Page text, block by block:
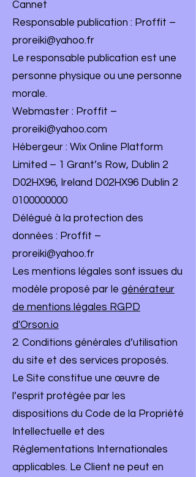
Cannet
Responsable publication : Proffit –
proreiki@yahoo.fr
Le responsable publication est une
personne physique ou une personne
morale.
Webmaster : Proffit –
proreiki@yahoo.com
Hébergeur : Wix Online Platform
Limited – 1 Grant’s Row, Dublin 2
D02HX96, Ireland D02HX96 Dublin 2
0100000000
Délégué à la protection des
données : Proffit –
proreiki@yahoo.fr
Les mentions légales sont issues du
modèle proposé par le générateur
de mentions légales RGPD
d'Orson.io
2. Conditions générales d’utilisation
du site et des services proposés.
Le Site constitue une œuvre de
l’esprit protégée par les
dispositions du Code de la Propriété
Intellectuelle et des
Réglementations Internationales
applicables. Le Client ne peut en